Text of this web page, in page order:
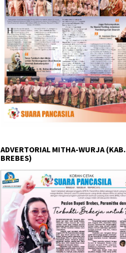
ADVERTORIAL MITHA-WURJA (KAB.
BREBES)